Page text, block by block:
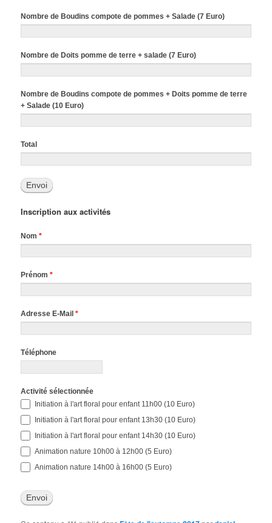
Nombre de Boudins compote de pommes + Salade (7 Euro)
Nombre de Doits pomme de terre + salade (7 Euro)
Nombre de Boudins compote de pommes + Doits pomme de terre
+ Salade (10 Euro)
Total
Inscription aux activités
Nom*
Prénom*
Adresse E-Mail*
Téléphone
Activité sélectionnée
Initiation à l'art floral pour enfant 11h00 (10 Euro)
Initiation à l'art floral pour enfant 13h30 (10 Euro)
Initiation à l'art floral pour enfant 14h30 (10 Euro)
Animation nature 10h00 à 12h00 (5 Euro)
Animation nature 14h00 à 16h00 (5 Euro)